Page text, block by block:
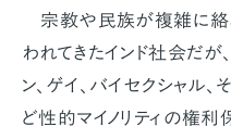
宗教や民族が複雑に絡
われてきたインド社会だが
ン、ゲイ、バイセクシャル、
ど性的マイノリティの権